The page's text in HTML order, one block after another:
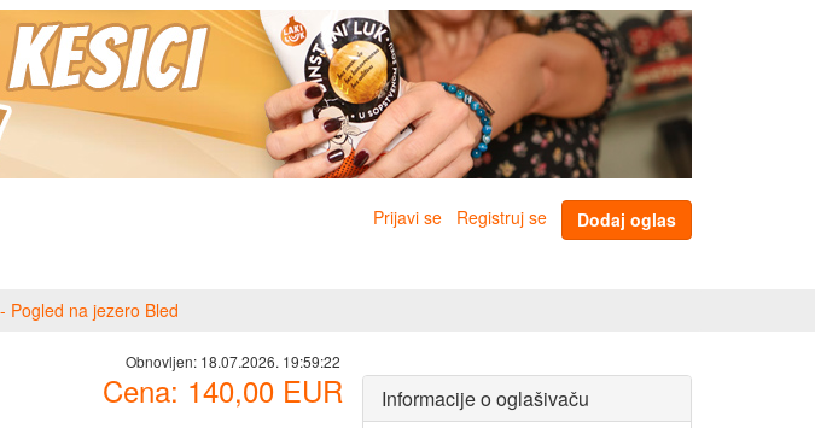
Prijavi se Registruj se Dodaj oglas
Pogled na jezero Bled
Obnovljen: 18.07.2026. 19:59:22
Cena: 140,00 EUR Informacije o oglašivaču